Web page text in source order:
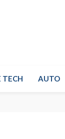
TECH AUTO